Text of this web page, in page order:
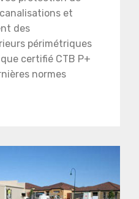
et
des
périmétriques
certifié CTB P+
normes